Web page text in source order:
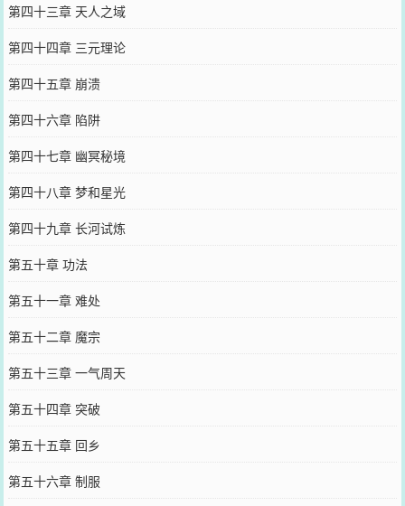
第四十三章 天人之域
第四十四章 三元理论
第四十五章 崩溃
第四十六章 陷阱
第四十七章 幽冥秘境
第四十八章 梦和星光
第四十九章 长河试炼
第五十章 功法
第五十一章 难处
第五十二章 魔宗
第五十三章 一气周天
第五十四章 突破
第五十五章 回乡
第五十六章 制服